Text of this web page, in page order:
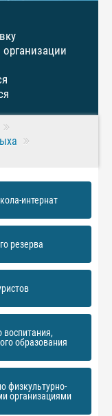
интернат
резерва
воспитания,
образования
физкультурно-
организациями